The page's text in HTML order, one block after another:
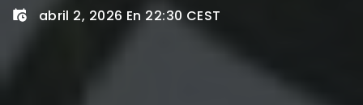
abril 2, 2026 En 22:30 CEST